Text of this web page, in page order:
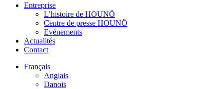
Entreprise
L’histoire de HOUNÖ
Centre de presse HOUNÖ
Evénements
Actualités
Contact
Français
Anglais
Danois